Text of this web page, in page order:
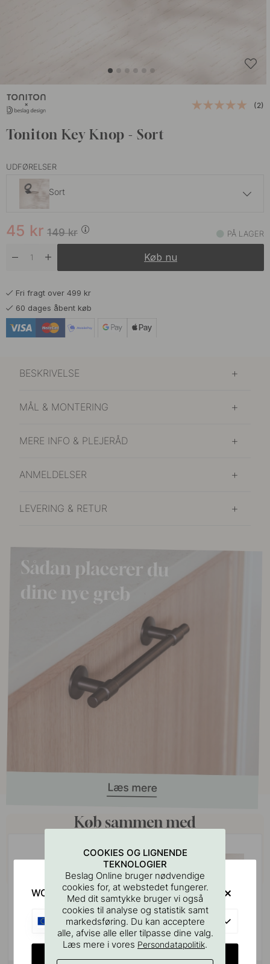
(2)
Toniton Key Knop - Sort
UDFØRELSER
Sort
Greige På lager
149kr
45 kr PÅ LAGER
Køb nu
Fri fragt over 499 kr
60 dages åbent køb
BESKRIVELSE
MÅL & MONTERING
MERE INFO & PLEJERÅD
ANMELDELSER
LEVERING & RETUR
Køb sammen med
COOKIES OG LIGNENDE
TEKNOLOGIER
Beslag Online bruger nødvendige
cookies for, at webstedet fungerer.
Med dit samtykke bruger vi også
cookies til analyse og statistik samt
markedsføring. Du kan acceptere
alle, afvise alle eller tilpasse dine valg.
Læs mere i vores Persondatapolitik.
WOULD YOU RATHER VISIT?
EU